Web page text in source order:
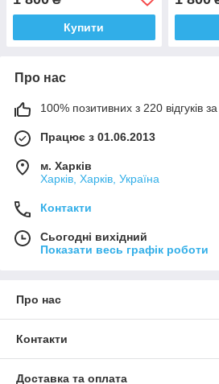
Купити
Про нас
100% позитивних з 220 відгуків за
Працює з 01.06.2013
м. Харків
Харків, Харків, Україна
Контакти
Сьогодні вихідний
Показати весь графік роботи
Про нас
Контакти
Доставка та оплата